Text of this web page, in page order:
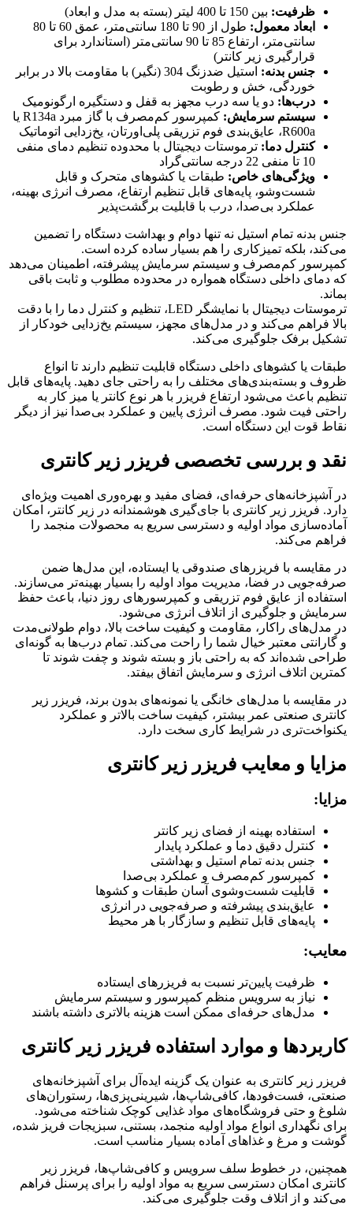
ظرفیت: بین 150 تا 400 لیتر (بسته به مدل و ابعاد)
ابعاد معمول:
طول از 90 تا 180 سانتی‌متر، عمق 60 تا 80
سانتی‌متر، ارتفاع 85 تا 90 سانتی‌متر (استاندارد برای
قرارگیری زیر کانتر)
جنس بدنه:
استیل ضدزنگ 304 (نگیر) با مقاومت بالا در برابر
خوردگی، خش و رطوبت
درب‌ها: دو یا سه درب مجهز به قفل و دستگیره ارگونومیک
سیستم سرمایش:
کمپرسور کم‌مصرف با گاز مبرد R134a یا
R600a، عایق‌بندی فوم تزریقی پلی‌اورتان، یخ‌زدایی اتوماتیک
کنترل دما: ترموستات دیجیتال با محدوده تنظیم دمای منفی
10 تا منفی 22 درجه سانتی‌گراد
ویژگی‌های خاص: طبقات یا کشوهای متحرک و قابل
شست‌وشو، پایه‌های قابل تنظیم ارتفاع، مصرف انرژی بهینه،
عملکرد بی‌صدا، درب با قابلیت برگشت‌پذیر
جنس بدنه تمام استیل نه تنها دوام و بهداشت دستگاه را تضمین
می‌کند، بلکه تمیزکاری را هم بسیار ساده کرده است.
کمپرسور کم‌مصرف و سیستم سرمایش پیشرفته، اطمینان می‌دهد
که دمای داخلی دستگاه همواره در محدوده مطلوب و ثابت باقی
بماند.
ترموستات دیجیتال با نمایشگر LED، تنظیم و کنترل دما را با دقت
بالا فراهم می‌کند و در مدل‌های مجهز، سیستم یخ‌زدایی خودکار از
تشکیل برفک جلوگیری می‌کند.
طبقات یا کشوهای داخلی دستگاه قابلیت تنظیم دارند تا انواع
ظروف و بسته‌بندی‌های مختلف را به راحتی جای دهید. پایه‌های قابل
تنظیم باعث می‌شود ارتفاع فریزر با هر نوع کانتر یا میز کار به
راحتی فیت شود. مصرف انرژی پایین و عملکرد بی‌صدا نیز از دیگر
نقاط قوت این دستگاه است.
نقد و بررسی تخصصی فریزر زیر کانتری
در آشپزخانه‌های حرفه‌ای، فضای مفید و بهره‌وری اهمیت ویژه‌ای
دارد. فریزر زیر کانتری با جای‌گیری هوشمندانه در زیر کانتر، امکان
آماده‌سازی مواد اولیه و دسترسی سریع به محصولات منجمد را
فراهم می‌کند.
در مقایسه با فریزرهای صندوقی یا ایستاده، این مدل‌ها ضمن
صرفه‌جویی در فضا، مدیریت مواد اولیه را بسیار بهینه‌تر می‌سازند.
استفاده از عایق فوم تزریقی و کمپرسورهای روز دنیا، باعث حفظ
سرمایش و جلوگیری از اتلاف انرژی می‌شود.
در مدل‌های راکار، مقاومت و کیفیت ساخت بالا، دوام طولانی‌مدت
و گارانتی معتبر خیال شما را راحت می‌کند. تمام درب‌ها به گونه‌ای
طراحی شده‌اند که به راحتی باز و بسته شوند و چفت شوند تا
کمترین اتلاف انرژی و سرمایش اتفاق بیفتد.
در مقایسه با مدل‌های خانگی یا نمونه‌های بدون برند، فریزر زیر
کانتری صنعتی عمر بیشتر، کیفیت ساخت بالاتر و عملکرد
یکنواخت‌تری در شرایط کاری سخت دارد.
مزایا و معایب فریزر زیر کانتری
مزایا:
استفاده بهینه از فضای زیر کانتر
کنترل دقیق دما و عملکرد پایدار
جنس بدنه تمام استیل و بهداشتی
کمپرسور کم‌مصرف و عملکرد بی‌صدا
قابلیت شست‌وشوی آسان طبقات و کشوها
عایق‌بندی پیشرفته و صرفه‌جویی در انرژی
پایه‌های قابل تنظیم و سازگار با هر محیط
معایب:
ظرفیت پایین‌تر نسبت به فریزرهای ایستاده
نیاز به سرویس منظم کمپرسور و سیستم سرمایش
مدل‌های حرفه‌ای ممکن است هزینه بالاتری داشته باشند
کاربردها و موارد استفاده فریزر زیر کانتری
فریزر زیر کانتری به عنوان یک گزینه ایده‌آل برای آشپزخانه‌های
صنعتی، فست‌فودها، کافی‌شاپ‌ها، شیرینی‌پزی‌ها، رستوران‌های
شلوغ و حتی فروشگاه‌های مواد غذایی کوچک شناخته می‌شود.
برای نگهداری انواع مواد اولیه منجمد، بستنی، سبزیجات فریز شده،
گوشت و مرغ و غذاهای آماده بسیار مناسب است.
همچنین، در خطوط سلف سرویس و کافی‌شاپ‌ها، فریزر زیر
کانتری امکان دسترسی سریع به مواد اولیه را برای پرسنل فراهم
می‌کند و از اتلاف وقت جلوگیری می‌کند.